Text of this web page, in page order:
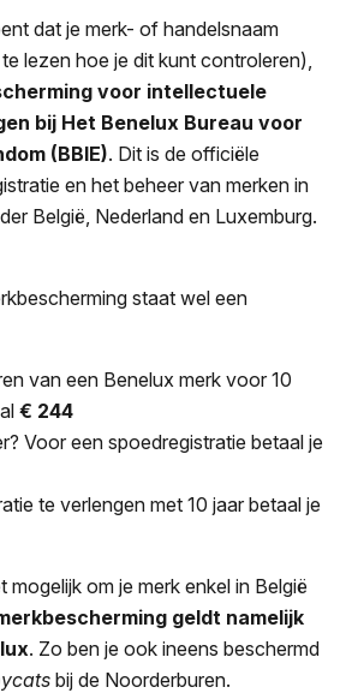
dat je merk- of handelsnaam
lezen hoe je dit kunt controleren),
voor intellectuele
bij Het Benelux Bureau voor
(BBIE). Dit is de officiële
en het beheer van merken in
België, Nederland en Luxemburg.
staat wel een
van een Benelux merk voor 10
€ 244
Voor een spoedregistratie betaal je
te verlengen met 10 jaar betaal je
mogelijk om je merk enkel in België
geldt namelijk
. Zo ben je ook ineens beschermd
bij de Noorderburen.